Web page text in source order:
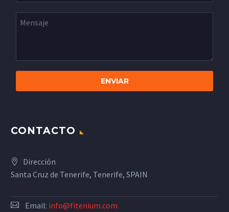
CONTACTO
Dirección
Santa Cruz de Tenerife, Tenerife, SPAIN
Email: info@fitenium.com